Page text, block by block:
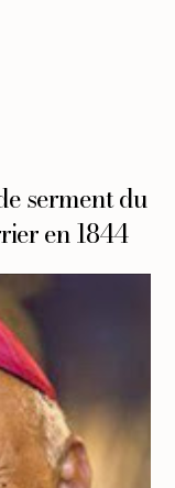
serment du
en 1844